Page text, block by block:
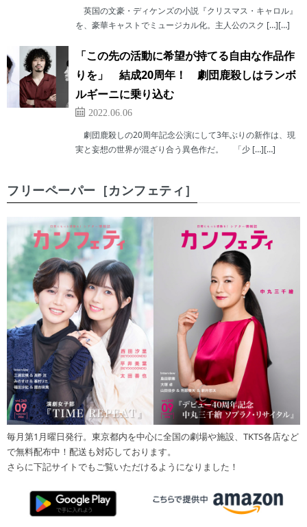
英国の文豪・ディケンズの小説『クリスマス・キャロル』
を、豪華キャストでミュージカル化。主人公のスク […][…]
「この先の活動に希望が持てる自由な作品作
りを」 結成20周年！ 劇団鹿殺しはランボ
ルギーニに乗り込む
2022.06.06
劇団鹿殺しの20周年記念公演にして3年ぶりの新作は、現
実と妄想の世界が混ざり合う異色作だ。 「少 […][…]
フリーペーパー［カンフェティ］
毎月第1月曜日発行。東京都内を中心に全国の劇場や施設、TKTS各店など
で無料配布中！配送も対応しております。
さらに下記サイトでもご覧いただけるようになりました！